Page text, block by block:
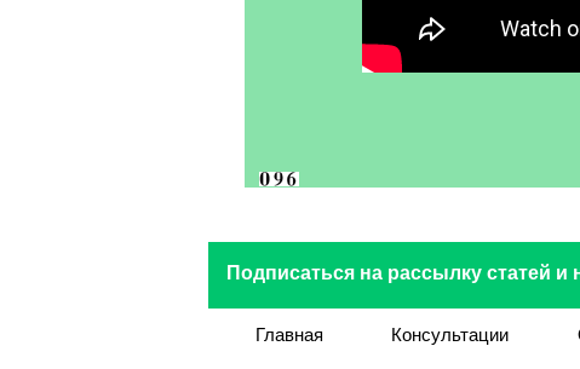
Подписаться на рассылку статей и
Главная Консультации